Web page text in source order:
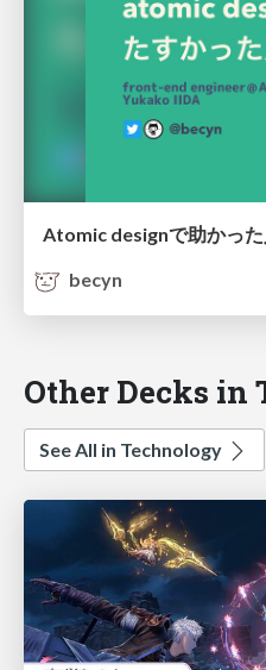
Atomic designで助かっ
becyn
Other Decks in
See All in Technology